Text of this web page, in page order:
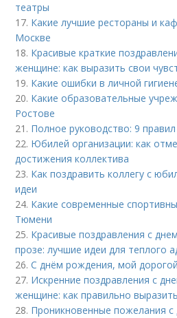
театры
17. Какие лучшие рестораны и
Москве
18. Красивые краткие
женщине: как выразить свои
19. Какие ошибки в личной
20. Какие образовательные
Ростове
21. Полное руководство: 9
22. Юбилей организации: как
достижения коллектива
23. Как поздравить коллегу с
идеи
24. Какие современные
Тюмени
25. Красивые поздравления с
прозе: лучшие идеи для теплого
26.С днём рождения, мой
27. Искренние поздравления с
женщине: как правильно
28. Проникновенные пожелания